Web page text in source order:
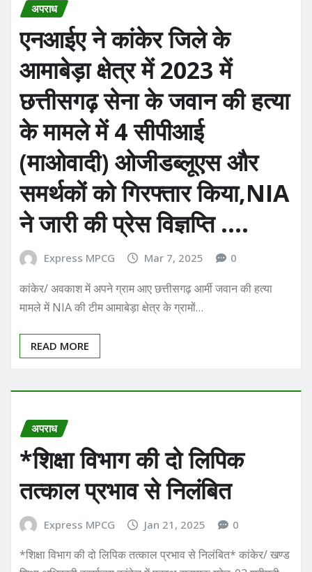
अपराध
एनआईए ने कांकेर जिले के
आमाबेड़ा क्षेत्र में 2023 में
छत्तीसगढ़ सेना के जवान की हत्या
के मामले में 4 सीपीआई
(माओवादी) ओजीडब्लूएस और
समर्थकों को गिरफ्तार किया,NIA
ने जारी की प्रेस विज्ञप्ति ….
Express MPCG Mar 7, 2025 0
कांकेर/ अवकाश में अपने ग्राम आए छत्तीसगढ़ आर्मी जवान की हत्या
मामले में NIA की टीम आमाबेड़ा क्षेत्र के ग्रामों…
READ MORE
अपराध
*शिक्षा विभाग की दो लिपिक
तत्काल प्रभाव से निलंबित
Express MPCG Jan 21, 2025 0
*शिक्षा विभाग की दो लिपिक तत्काल प्रभाव से निलंबित* कांकेर/ खण्ड